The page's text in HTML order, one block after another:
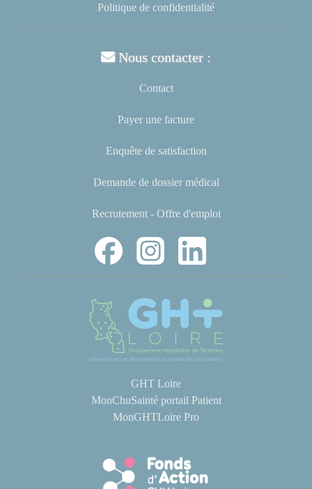
Politique de confidentialité
Nous contacter :
Contact
Payer une facture
Enquête de satisfaction
Demande de dossier médical
Recrutement - Offre d'emploi
GHT Loire
MonChuSainté portail Patient
MonGHTLoire Pro